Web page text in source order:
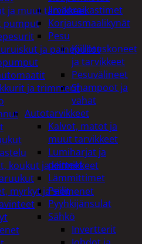
Ilmanraikastimet
Korjausmaalikynät
Pesu
Kiillotuskoneet
ja tarvikkeet
Pesuvälineet
Shampoot ja
vahat
Autotarvikkeet
Kalvot, matot ja
muut tarvikkeet
Lumiharjat ja
peitteet
Lämmittimet
Peilit
Pyyhkijänsulat
Sähkö
Invertterit
ja muut tarvikkeet
pumput
ja painepullot
ja trimmerit
koukut ja kiinnikkeet
myrkyt ja siemenet